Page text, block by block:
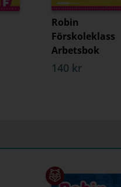
Robin
Förskoleklass
Arbetsbok
140 kr